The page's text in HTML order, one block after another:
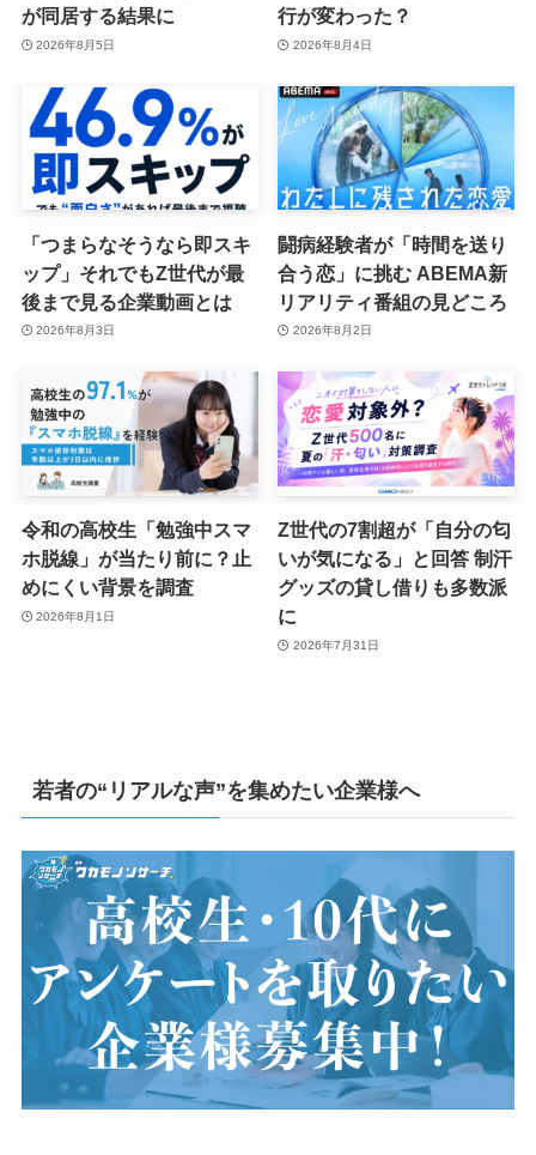
が同居する結果に
2026年8月5日
行が変わった？
2026年8月4日
「つまらなそうなら即スキ
ップ」それでもZ世代が最
後まで見る企業動画とは
2026年8月3日
闘病経験者が「時間を送り
合う恋」に挑む ABEMA新
リアリティ番組の見どころ
2026年8月2日
令和の高校生「勉強中スマ
ホ脱線」が当たり前に？止
めにくい背景を調査
2026年8月1日
Z世代の7割超が「自分の匂
いが気になる」と回答 制汗
グッズの貸し借りも多数派
に
2026年7月31日
若者の“リアルな声”を集めたい企業様へ